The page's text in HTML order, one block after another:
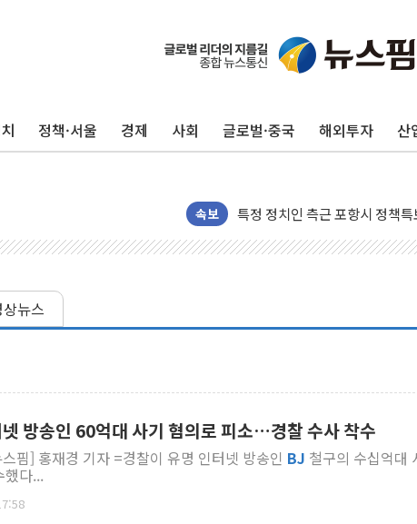
정책·서울 경제 사회 글로벌·중국 해외투자 산
속보
뉴욕증시 개장 전 특징주...아
보훈부, 미 DPAA와 MOU…
특정 정치인 측근 포항시 정책
李 "해남 태양광, 대한민국 다
트럼프, 中 겨냥 폴리실리콘
[사진] 빈살만과 에르도안의 만
이란와이어 "이란 최고지도자
남동발전, 해남군에 국내 최
[인도증시] 중동 불안 속 유가
황희 '폐버스 청년주택' SNS
폭염 누그러지고 가뭄 숙지나
사우디·튀르키예·파키스탄, '
신길동 신축도 3.3㎡당 7250
상뉴스
방송인 60억대 사기 혐의로 피소…경찰 수사 착수
핌] 홍재경 기자 =경찰이 유명 인터넷 방송인 BJ 철구의 수십억대
했다...